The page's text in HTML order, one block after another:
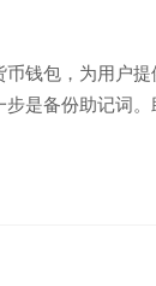
钱包，为用户
是备份助记词